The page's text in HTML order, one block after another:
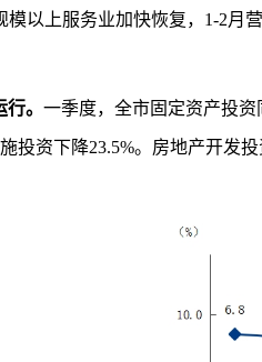
模以上服务业加快恢复， 1-2月
行。 一季度，全市固定资产投资
投资下降23.5%。 房地产开发